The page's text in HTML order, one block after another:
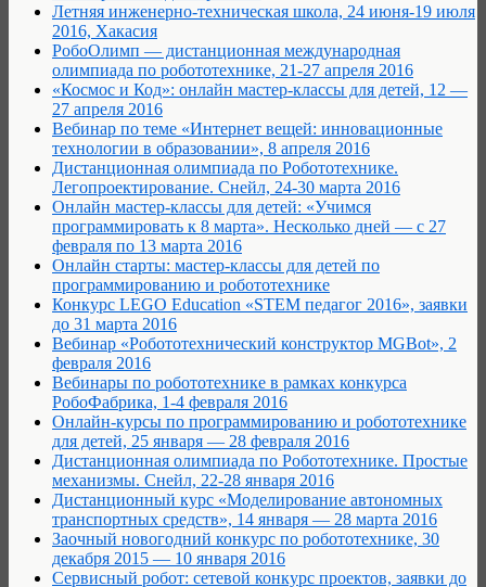
Летняя инженерно-техническая школа, 24 июня-19 июля
2016, Хакасия
РобоОлимп — дистанционная международная
олимпиада по робототехнике, 21-27 апреля 2016
«Космос и Код»: онлайн мастер-классы для детей, 12 —
27 апреля 2016
Вебинар по теме «Интернет вещей: инновационные
технологии в образовании», 8 апреля 2016
Дистанционная олимпиада по Робототехнике.
Легопроектирование. Снейл, 24-30 марта 2016
Онлайн мастер-классы для детей: «Учимся
программировать к 8 марта». Несколько дней — с 27
февраля по 13 марта 2016
Онлайн старты: мастер-классы для детей по
программированию и робототехнике
Конкурс LEGO Education «STEM педагог 2016», заявки
до 31 марта 2016
Вебинар «Робототехнический конструктор MGBot», 2
февраля 2016
Вебинары по робототехнике в рамках конкурса
РобоФабрика, 1-4 февраля 2016
Онлайн-курсы по программированию и робототехнике
для детей, 25 января — 28 февраля 2016
Дистанционная олимпиада по Робототехнике. Простые
механизмы. Снейл, 22-28 января 2016
Дистанционный курс «Моделирование автономных
транспортных средств», 14 января — 28 марта 2016
Заочный новогодний конкурс по робототехнике, 30
декабря 2015 — 10 января 2016
Сервисный робот: сетевой конкурс проектов, заявки до